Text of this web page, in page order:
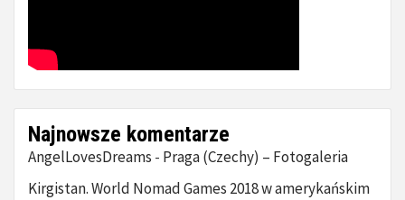
Najnowsze komentarze
AngelLovesDreams - Praga (Czechy) – Fotogaleria
Kirgistan. World Nomad Games 2018 w amerykańskim